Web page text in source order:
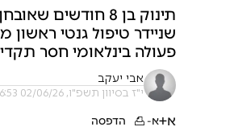
שניידר טיפול גנטי
פעולה בינלאומי חסר
אבי יעקב
י"ז בסיוון תשפ"ו, 02/06/26 16:53
א+א- הדפסה